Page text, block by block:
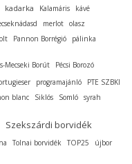
kadarka Kalamáris
kávé
merlot olasz
Pannon Borrégió pálinka
Mecseki Borút Pécsi Borozó
programajánló
PTE SZBKI
blanc Siklós Somló syrah
Szekszárdi borvidék
Tolnai borvidék TOP25 újbor